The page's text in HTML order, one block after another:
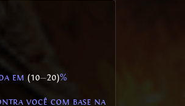
em (10—20)%
você com base na